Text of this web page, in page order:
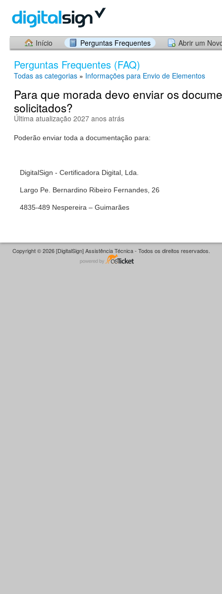
Início Perguntas Frequentes Abrir um
Perguntas Frequentes (FAQ)
Todas as categorias » Informações para Envio de Elementos
Para que morada devo enviar os
solicitados?
Última atualização 2027 anos atrás
Poderão enviar toda a documentação para:
DigitalSign - Certificadora Digital, Lda.
Largo Pe. Bernardino Ribeiro Fernandes, 26
4835-489 Nespereira – Guimarães
Copyright © 2026 [DigitalSign] Assistência Técnica - Todos os direitos reservados.